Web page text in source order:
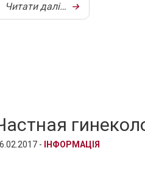
Читати далі…
- ІНФОРМАЦІЯ